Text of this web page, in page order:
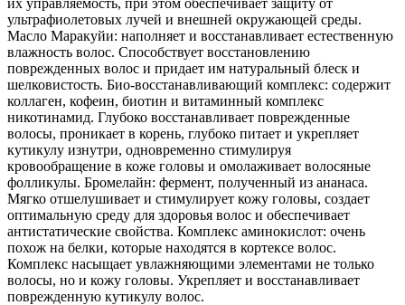
ультрафиолетовых лучей и внешней окружающей среды.
Масло Маракуйи: наполняет и восстанавливает естественную
влажность волос. Способствует восстановлению
поврежденных волос и придает им натуральный блеск и
шелковистость. Био-восстанавливающий комплекс: содержит
коллаген, кофеин, биотин и витаминный комплекс
никотинамид. Глубоко восстанавливает поврежденные
волосы, проникает в корень, глубоко питает и укрепляет
кутикулу изнутри, одновременно стимулируя
кровообращение в коже головы и омолаживает волосяные
фолликулы. Бромелайн: фермент, полученный из ананаса.
Мягко отшелушивает и стимулирует кожу головы, создает
оптимальную среду для здоровья волос и обеспечивает
антистатические свойства. Комплекс аминокислот: очень
похож на белки, которые находятся в кортексе волос.
Комплекс насыщает увлажняющими элементами не только
волосы, но и кожу головы. Укрепляет и восстанавливает
поврежденную кутикулу волос.